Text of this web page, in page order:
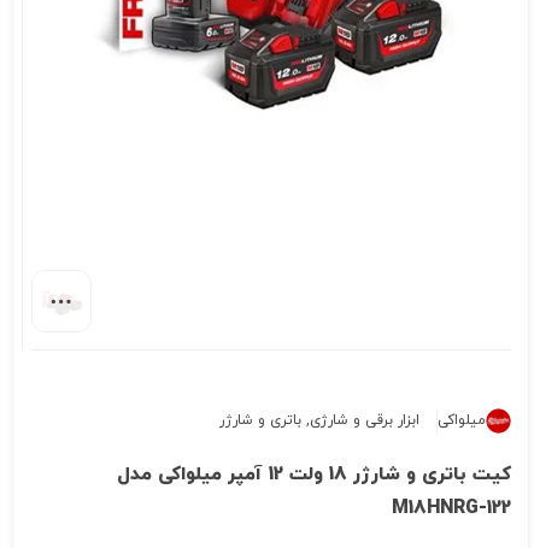
میلواکی ابزار برقی و شارژی,باتری و شارژر
کیت باتری و شارژر 18 ولت 12 آمپر میلواکی مدل
M18HNRG-122